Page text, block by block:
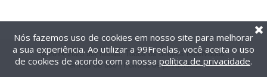
@2014-2026 99Freelas. Todos os direitos reservados.
Termos de uso| Política de privacidade
Nós fazemos uso de cookies em nosso site para melhorar
a sua experiência. Ao utilizar a 99Freelas, você aceita o uso
de cookies de acordo com a nossa política de privacidade.